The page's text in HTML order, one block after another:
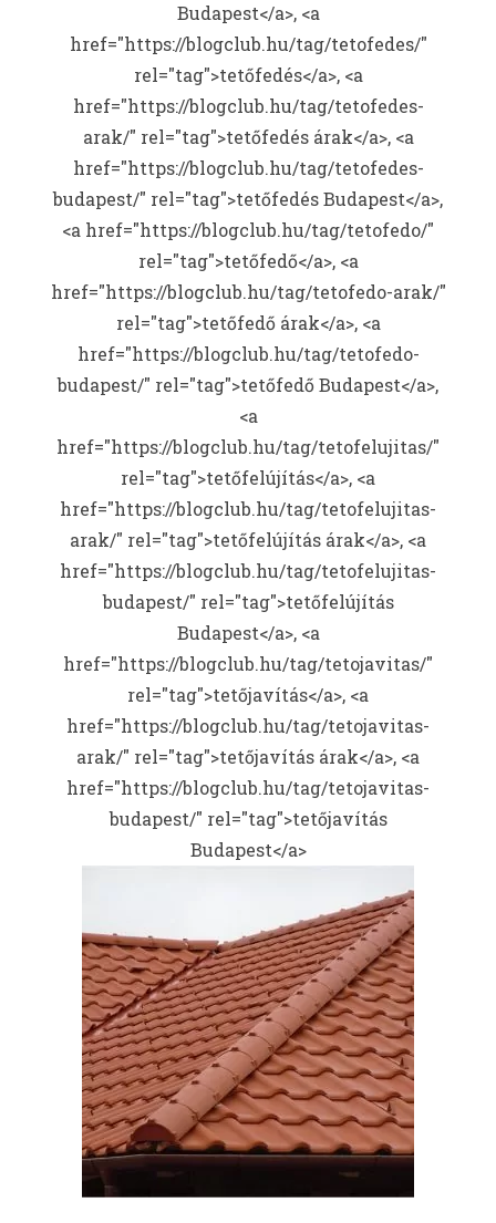
Budapest</a>, <a
href="https://blogclub.hu/tag/tetofedes/"
rel="tag">tetőfedés</a>, <a
href="https://blogclub.hu/tag/tetofedes-
arak/" rel="tag">tetőfedés árak</a>, <a
href="https://blogclub.hu/tag/tetofedes-
budapest/" rel="tag">tetőfedés Budapest</a>,
<a href="https://blogclub.hu/tag/tetofedo/"
rel="tag">tetőfedő</a>, <a
href="https://blogclub.hu/tag/tetofedo-arak/"
rel="tag">tetőfedő árak</a>, <a
href="https://blogclub.hu/tag/tetofedo-
budapest/" rel="tag">tetőfedő Budapest</a>,
<a
href="https://blogclub.hu/tag/tetofelujitas/"
rel="tag">tetőfelújítás</a>, <a
href="https://blogclub.hu/tag/tetofelujitas-
arak/" rel="tag">tetőfelújítás árak</a>, <a
href="https://blogclub.hu/tag/tetofelujitas-
budapest/" rel="tag">tetőfelújítás
Budapest</a>, <a
href="https://blogclub.hu/tag/tetojavitas/"
rel="tag">tetőjavítás</a>, <a
href="https://blogclub.hu/tag/tetojavitas-
arak/" rel="tag">tetőjavítás árak</a>, <a
href="https://blogclub.hu/tag/tetojavitas-
budapest/" rel="tag">tetőjavítás
Budapest</a>